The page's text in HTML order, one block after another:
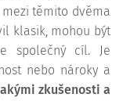
těmito dvěma
klasik, mohou být
společný cíl. Je
nebo nároky a
zkušenosti a